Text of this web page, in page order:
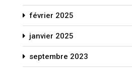
février 2025
janvier 2025
septembre 2023